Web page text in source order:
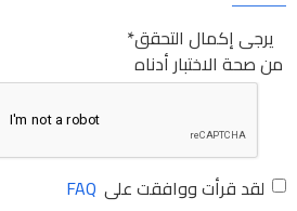
يرجى إكمال التحقق
من صحة الاختبار أدناه
لقد قرأت ووافقت على FAQ